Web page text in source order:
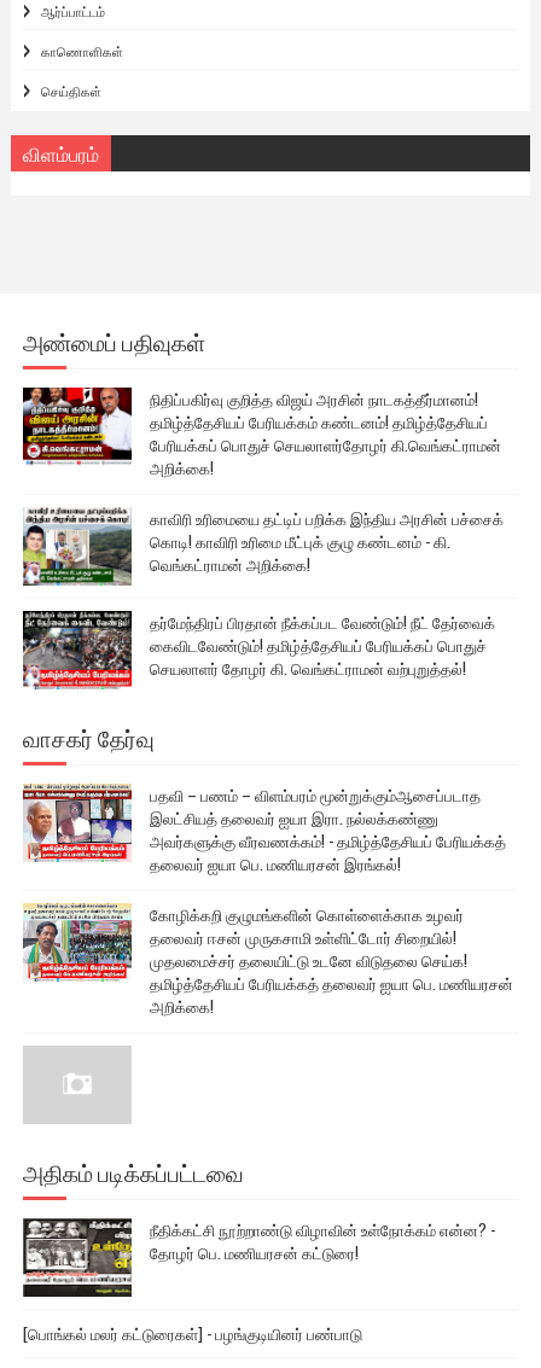
ஆர்ப்பாட்டம்
காணொளிகள்
செய்திகள்
விளம்பரம்
அண்மைப் பதிவுகள்
நிதிப்பகிர்வு குறித்த விஜய் அரசின் நாடகத்தீர்மானம்!
தமிழ்த்தேசியப் பேரியக்கம் கண்டனம்! தமிழ்த்தேசியப்
பேரியக்கப் பொதுச் செயலாளர்தோழர் கி.வெங்கட்ராமன்
அறிக்கை!
காவிரி உரிமையை தட்டிப் பறிக்க இந்திய அரசின் பச்சைக்
கொடி! காவிரி உரிமை மீட்புக் குழு கண்டனம் - கி.
வெங்கட்ராமன் அறிக்கை!
தர்மேந்திரப் பிரதான் நீக்கப்பட வேண்டும்! நீட் தேர்வைக்
கைவிடவேண்டும்! தமிழ்த்தேசியப் பேரியக்கப் பொதுச்
செயலாளர் தோழர் கி. வெங்கட்ராமன் வற்புறுத்தல்!
வாசகர் தேர்வு
பதவி – பணம் – விளம்பரம் மூன்றுக்கும்ஆசைப்படாத
இலட்சியத் தலைவர் ஐயா இரா. நல்லக்கண்ணு
அவர்களுக்கு வீரவணக்கம்! - தமிழ்த்தேசியப் பேரியக்கத்
தலைவர் ஐயா பெ. மணியரசன் இரங்கல்!
கோழிக்கறி குழுமங்களின் கொள்ளைக்காக உழவர்
தலைவர் ஈசன் முருகசாமி உள்ளிட்டோர் சிறையில்!
முதலமைச்சர் தலையிட்டு உடனே விடுதலை செய்க!
தமிழ்த்தேசியப் பேரியக்கத் தலைவர் ஐயா பெ. மணியரசன்
அறிக்கை!
அதிகம் படிக்கப்பட்டவை
நீதிக்கட்சி நூற்றாண்டு விழாவின் உள்நோக்கம் என்ன? -
தோழர் பெ. மணியரசன் கட்டுரை!
[பொங்கல் மலர் கட்டுரைகள்] - பழங்குடியினர் பண்பாடு